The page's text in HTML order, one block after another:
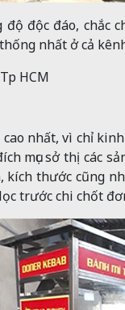
độc đáo, chắc
nhất ở cả
HCM
nhất, vì chỉ
mục sở thị các
kích thước cũng
trước chi chốt